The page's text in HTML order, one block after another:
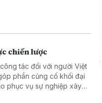
chiến lược
tác đối với người Việt
phần củng cố khối đại
phục vụ sự nghiệp xây